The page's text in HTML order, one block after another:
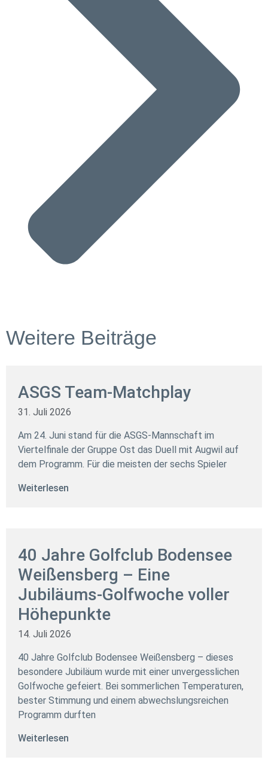
Weitere Beiträge
ASGS Team-Matchplay
31. Juli 2026
Am 24. Juni stand für die ASGS-Mannschaft im
Viertelfinale der Gruppe Ost das Duell mit Augwil auf
dem Programm. Für die meisten der sechs Spieler
Weiterlesen
40 Jahre Golfclub Bodensee
Weißensberg – Eine
Jubiläums-Golfwoche voller
Höhepunkte
14. Juli 2026
40 Jahre Golfclub Bodensee Weißensberg – dieses
besondere Jubiläum wurde mit einer unvergesslichen
Golfwoche gefeiert. Bei sommerlichen Temperaturen,
bester Stimmung und einem abwechslungsreichen
Programm durften
Weiterlesen